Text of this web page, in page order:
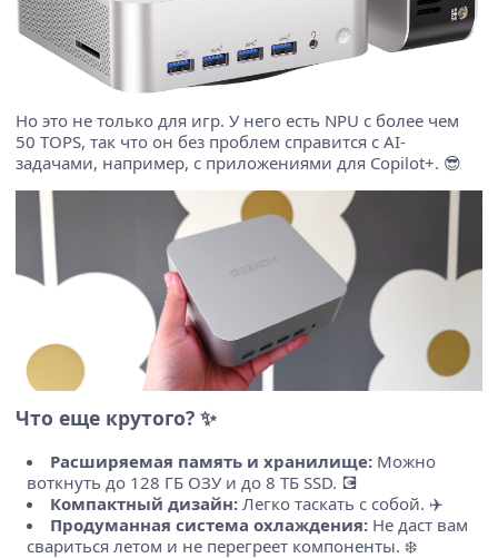
Но это не только для игр. У него есть NPU с более чем
50 TOPS, так что он без проблем справится с AI-
задачами, например, с приложениями для Copilot+. 😎
Что еще крутого? ✨
Расширяемая память и хранилище: Можно
воткнуть до 128 ГБ ОЗУ и до 8 ТБ SSD. 💽
Компактный дизайн: Легко таскать с собой. ✈️
Продуманная система охлаждения: Не даст вам
свариться летом и не перегреет компоненты. ❄️